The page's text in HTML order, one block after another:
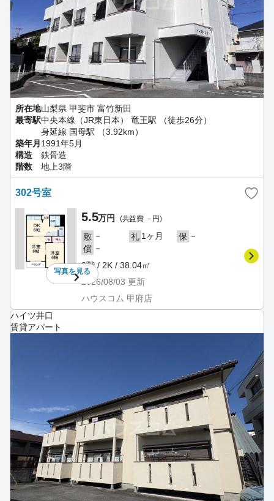
所在地山梨県 甲斐市 富竹新田
最寄駅中央本線（JR東日本） 竜王駅 （徒歩26分）
身延線 国母駅 （3.92km）
築年月 1991年5月
構造
鉄骨造
階数
地上3階
302号室
写真を見る
5.5万円 (共益費 －円)
敷 － 礼 1ヶ月 保 －
償 －
3階 / 2K / 38.04㎡
2026/08/03 更新
ハウスコム 甲府店
ハイツ井口
賃貸アパート